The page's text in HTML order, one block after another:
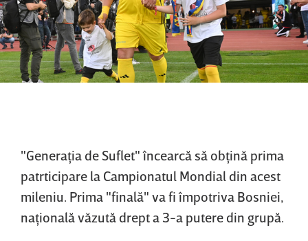
"Generaţia de Suflet" încearcă să obţină prima
patrticipare la Campionatul Mondial din acest
mileniu. Prima "finală" va fi împotriva Bosniei,
naţională văzută drept a 3-a putere din grupă.